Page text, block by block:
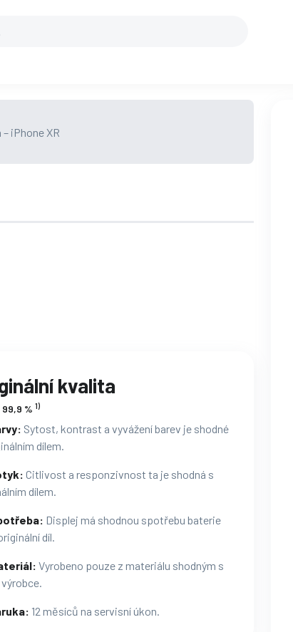
kvalita
99,9 % 1)
Sytost, kontrast a vyvážení barev je shodné
dílem.
Citlivost a responzivnost ta je shodná s
dílem.
Displej má shodnou spotřebu baterie
díl.
Vyrobeno pouze z materiálu shodným s
12 měsíců na servisní úkon.